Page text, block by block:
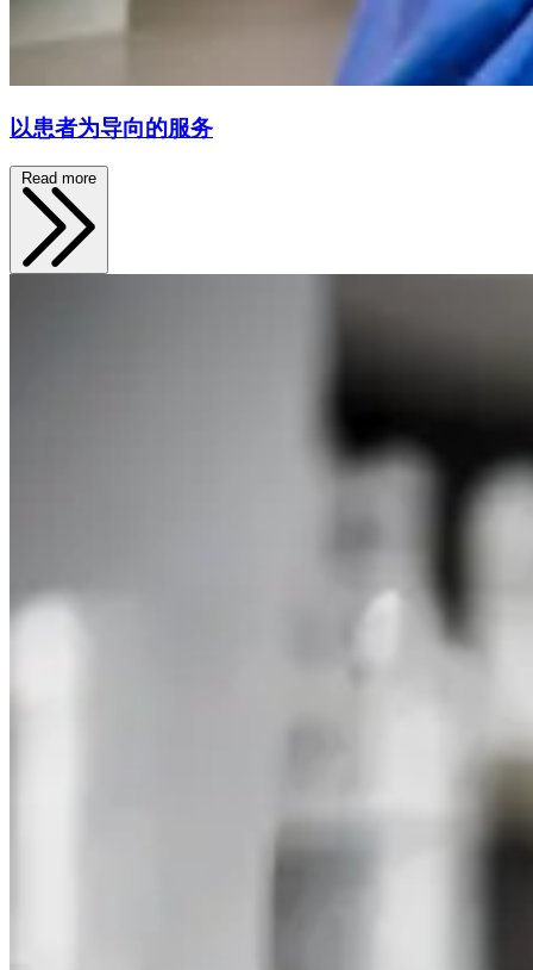
以患者为导向的服务
Read more